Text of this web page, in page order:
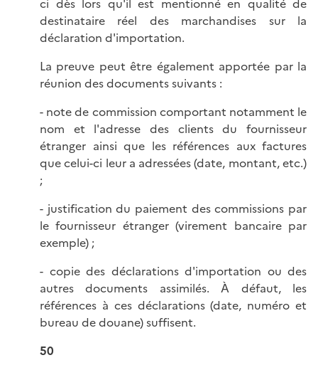
ci dès lors qu'il est mentionné en qualité de
destinataire réel des marchandises sur la
déclaration d'importation.
La preuve peut être également apportée par la
réunion des documents suivants :
- note de commission comportant notamment le
nom et l'adresse des clients du fournisseur
étranger ainsi que les références aux factures
que celui-ci leur a adressées (date, montant, etc.)
;
- justification du paiement des commissions par
le fournisseur étranger (virement bancaire par
exemple) ;
- copie des déclarations d'importation ou des
autres documents assimilés. À défaut, les
références à ces déclarations (date, numéro et
bureau de douane) suffisent.
50